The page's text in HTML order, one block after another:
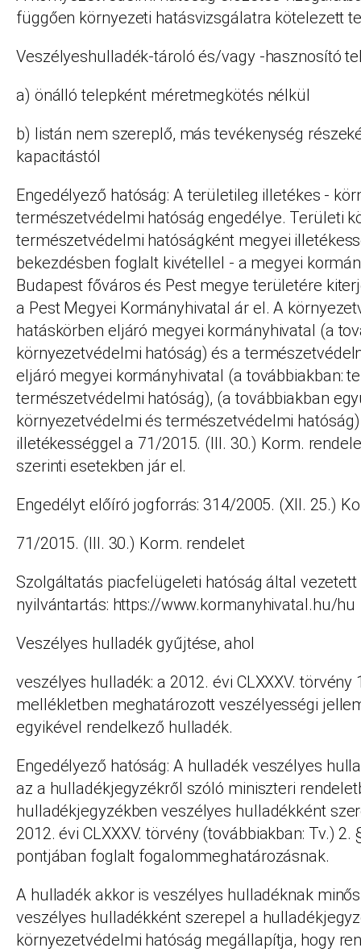
függően környezeti hatásvizsgálatra kötelezett
Veszélyeshulladék-tároló és/vagy -hasznosító
a) önálló telepként méretmegkötés nélkül
b) listán nem szereplő, más tevékenység
kapacitástól
Engedélyező hatóság: A területileg illetékes -
természetvédelmi hatóság engedélye. Területi
természetvédelmi hatóságként megyei
bekezdésben foglalt kivétellel - a megyei
Budapest főváros és Pest megye területére
a Pest Megyei Kormányhivatal ár el. A
hatáskörben eljáró megyei kormányhivatal (a
környezetvédelmi hatóság) és a
eljáró megyei kormányhivatal (a továbbiakban:
természetvédelmi hatóság), (a továbbiakban
környezetvédelmi és természetvédelmi
illetékességgel a 71/2015. (III. 30.) Korm.
szerinti esetekben jár el.
Engedélyt előíró jogforrás: 314/2005. (XII. 25.)
71/2015. (III. 30.) Korm. rendelet
Szolgáltatás piacfelügeleti hatóság által
nyilvántartás: https://www.kormanyhivatal.hu/hu
Veszélyes hulladék gyűjtése, ahol
veszélyes hulladék: a 2012. évi CLXXXV. törvény
mellékletben meghatározott veszélyességi
egyikével rendelkező hulladék.
Engedélyező hatóság: A hulladék veszélyes
az a hulladékjegyzékről szóló miniszteri
hulladékjegyzékben veszélyes hulladékként
2012. évi CLXXXV. törvény (továbbiakban: Tv.)
pontjában foglalt fogalommeghatározásnak.
A hulladék akkor is veszélyes hulladéknak
veszélyes hulladékként szerepel a
környezetvédelmi hatóság megállapítja, hogy